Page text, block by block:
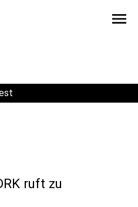
menu
ruft zu